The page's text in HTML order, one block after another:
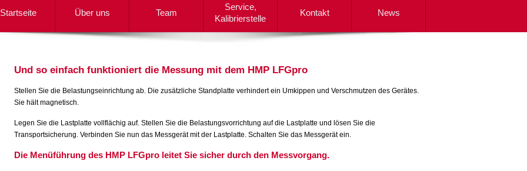
Startseite Über uns Team
Service,
Kalibrierstelle
Kontakt News
Und so einfach funktioniert die Messung mit dem HMP LFGpro
Stellen Sie die Belastungseinrichtung ab. Die zusätzliche Standplatte verhindert ein Umkippen und Verschmutzen des Gerätes.
Sie hält magnetisch.
Legen Sie die Lastplatte vollflächig auf. Stellen Sie die Belastungsvorrichtung auf die Lastplatte und lösen Sie die
Transportsicherung. Verbinden Sie nun das Messgerät mit der Lastplatte. Schalten Sie das Messgerät ein.
Die Menüführung des HMP LFGpro leitet Sie sicher durch den Messvorgang.